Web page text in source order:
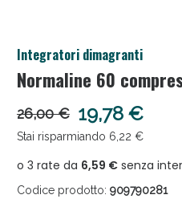
Integratori dimagranti
Normaline 60
26,00 € 19,78 €
Stai risparmiando 6,22 €
Codice prodotto: 909790281
Anticellulite e Fanghi: